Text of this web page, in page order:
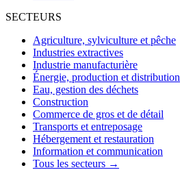
SECTEURS
Agriculture, sylviculture et pêche
Industries extractives
Industrie manufacturière
Énergie, production et distribution
Eau, gestion des déchets
Construction
Commerce de gros et de détail
Transports et entreposage
Hébergement et restauration
Information et communication
Tous les secteurs →